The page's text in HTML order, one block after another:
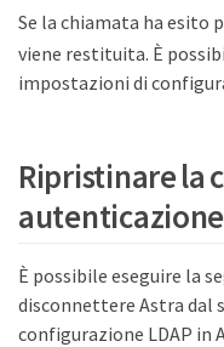
Se la chiamata ha esito
viene restituita. È
impostazioni di
Ripristinare la
autenticazione
È possibile eseguire la
disconnettere Astra dal
configurazione LDAP in